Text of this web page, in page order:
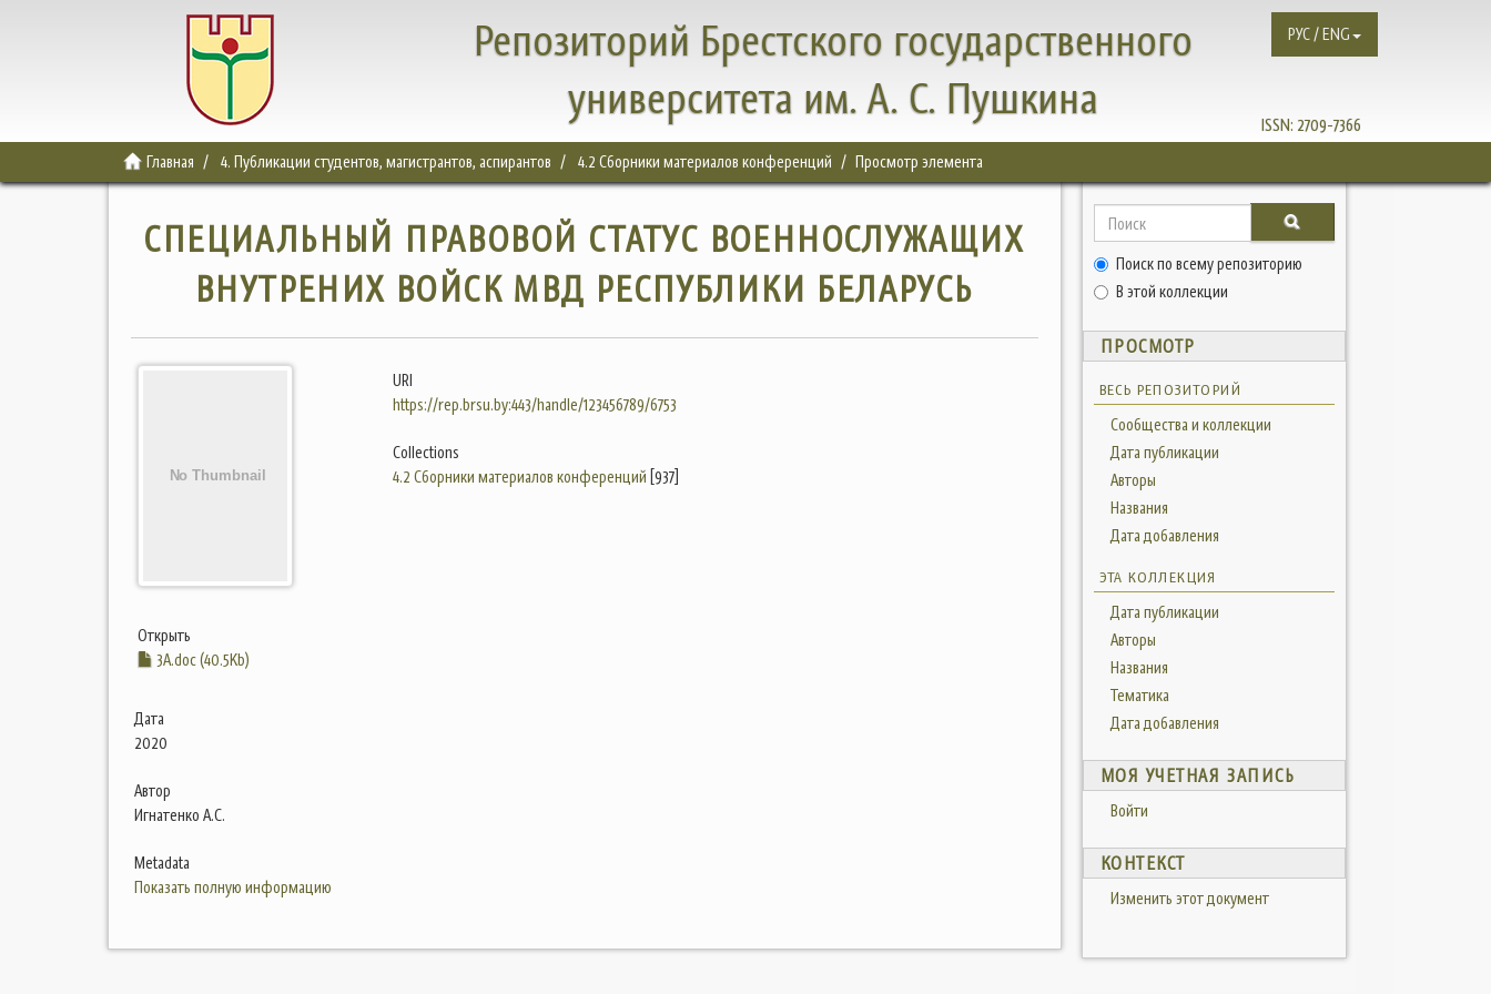
Репозиторий Брестского государственного
университета им. А. С. Пушкина
ISSN: 2709-7366
РУС / ENG
Главная 4. Публикации студентов, магистрантов, аспирантов 4.2 Сборники материалов конференций Просмотр элемента
СПЕЦИАЛЬНЫЙ ПРАВОВОЙ СТАТУС ВОЕННОСЛУЖАЩИХ
ВНУТРЕНИХ ВОЙСК МВД РЕСПУБЛИКИ БЕЛАРУСЬ
Открыть
3А.doc (40.5Kb)
Дата
2020
Автор
Игнатенко А.С.
Metadata
Показать полную информацию
URI
https://rep.brsu.by:443/handle/123456789/6753
Collections
4.2 Сборники материалов конференций [937]
Поиск по всему репозиторию
В этой коллекции
ПРОСМОТР
ВЕСЬ РЕПОЗИТОРИЙ
Сообщества и коллекции
Дата публикации
Авторы
Названия
Дата добавления
ЭТА КОЛЛЕКЦИЯ
Дата публикации
Авторы
Названия
Тематика
Дата добавления
МОЯ УЧЕТНАЯ ЗАПИСЬ
Войти
КОНТЕКСТ
Изменить этот документ